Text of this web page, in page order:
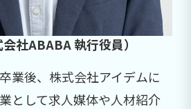
社ABABA 執行役員）
業後、株式会社アイデムに
として求人媒体や人材紹介